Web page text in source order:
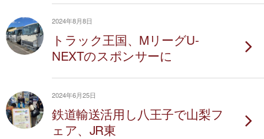
2024年8月8日
トラック王国、MリーグU-
NEXTのスポンサーに
2024年6月25日
鉄道輸送活用し八王子で山梨フ
ェア、JR東